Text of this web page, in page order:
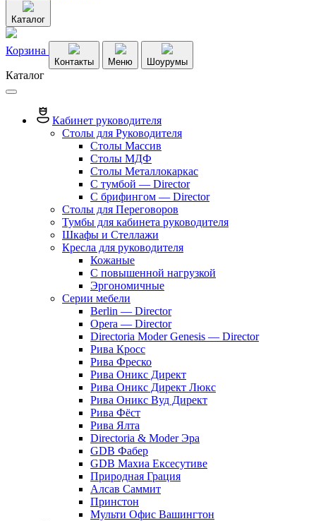
Каталог
Корзина
Контакты Меню Шоурумы
Каталог
Кабинет руководителя
Столы для Руководителя
Столы Массив
Столы МДФ
Столы Металлокаркас
С тумбой — Director
C брифингом — Director
Столы для Переговоров
Тумбы для кабинета руководителя
Шкафы и Стеллажи
Кресла для руководителя
Кожаные
С повышенной нагрузкой
Эргономичные
Серии мебели
Berlin — Director
Opera — Director
Directoria Moder Genesis — Director
Рива Кросс
Рива Фреско
Рива Оникс Директ
Рива Оникс Директ Люкс
Рива Оникс Вуд Директ
Рива Фёст
Рива Ялта
Directoria & Moder Эра
GDB Фабер
GDB Махиа Ексесутиве
Природная Грация
Алсав Саммит
Принстон
Мульти Офис Вашингтон